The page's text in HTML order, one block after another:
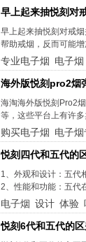
早上起来抽悦刻对
早上起来抽悦刻对戒
帮助戒烟，反而可能
专业电子烟 电子烟
海外版悦刻pro2烟
海淘海外版悦刻Pro2
等，这些平台上有许
购买电子烟 电子烟
悦刻四代和五代的
1、外观和设计：五代
2、性能和功能：五
电子烟 设计 体验
悦刻6代和五代的